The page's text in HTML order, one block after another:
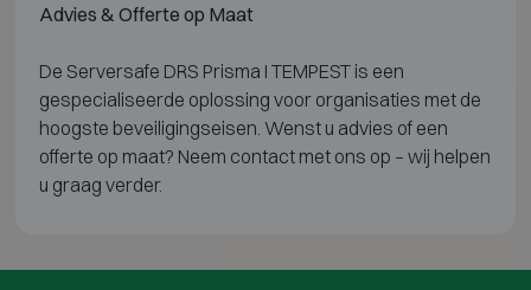
Advies & Offerte op Maat
De Serversafe DRS Prisma I TEMPEST is een
gespecialiseerde oplossing voor organisaties met de
hoogste beveiligingseisen. Wenst u advies of een
offerte op maat? Neem contact met ons op – wij helpen
u graag verder.